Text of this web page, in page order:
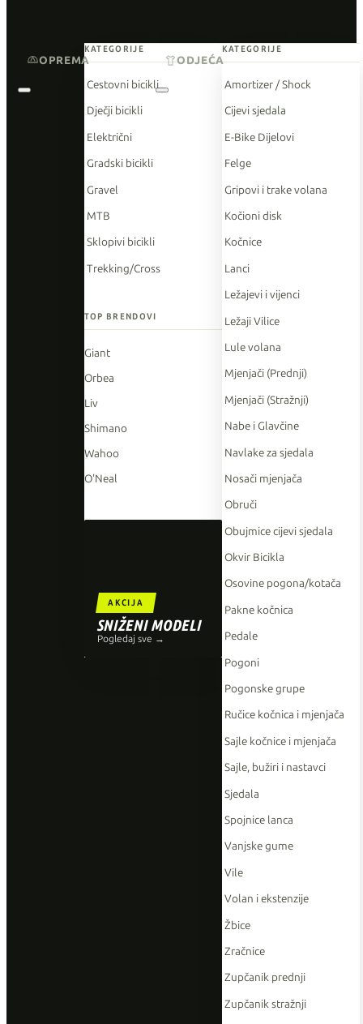
KATEGORIJE
Cestovni bicikli
Dječji bicikli
Električni
Gradski bicikli
Gravel
MTB
Sklopivi bicikli
Trekking/Cross
TOP BRENDOVI
Giant
Orbea
Liv
Shimano
Wahoo
O'Neal
AKCIJA
SNIŽENI MODELI
Pogledaj sve →
KATEGORIJE
Amortizer / Shock
Cijevi sjedala
E-Bike Dijelovi
Felge
Gripovi i trake volana
Kočioni disk
Kočnice
Lanci
Ležajevi i vijenci
Ležaji Vilice
Lule volana
Mjenjači (Prednji)
Mjenjači (Stražnji)
Nabe i Glavčine
Navlake za sjedala
Nosači mjenjača
Obruči
Obujmice cijevi sjedala
Okvir Bicikla
Osovine pogona/kotača
Pakne kočnica
Pedale
Pogoni
Pogonske grupe
Ručice kočnica i mjenjača
Sajle kočnice i mjenjača
Sajle, bužiri i nastavci
Sjedala
Spojnice lanca
Vanjske gume
Vile
Volan i ekstenzije
Žbice
Zračnice
Zupčanik prednji
Zupčanik stražnji
OPREMA ODJEĆA